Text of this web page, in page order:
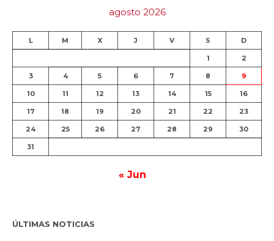
agosto 2026
L M X J V S D
1 2
3 4 5 6 7 8 9
10 11 12 13 14 15 16
17 18 19 20 21 22 23
24 25 26 27 28 29 30
31
« Jun
ÚLTIMAS NOTICIAS